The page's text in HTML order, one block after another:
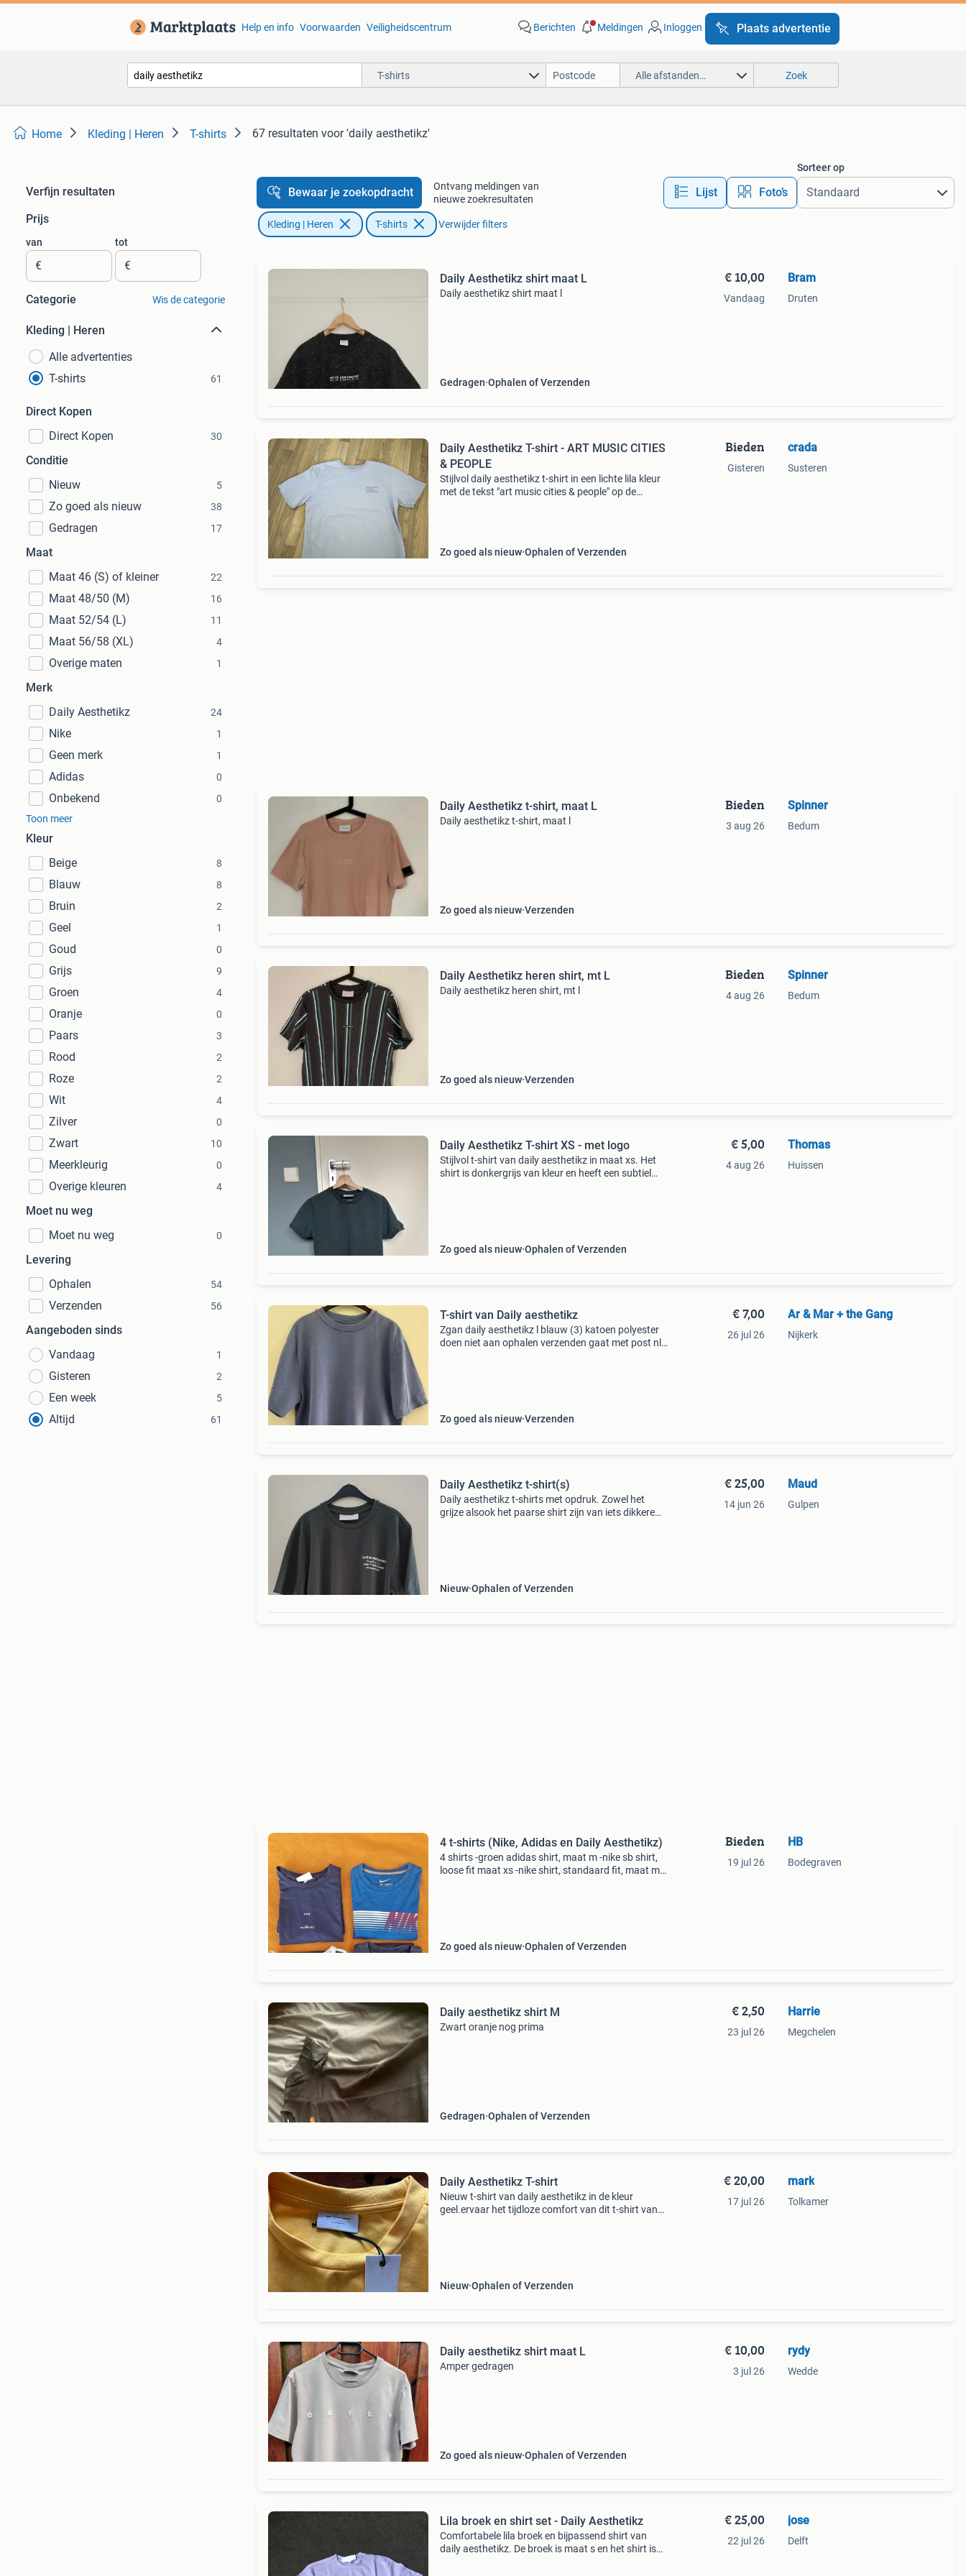
Help en info Voorwaarden Veiligheidscentrum Berichten Meldingen Inloggen Plaats advertentie
T-shirts Alle afstanden… Zoek
Home Kleding | Heren T-shirts 67 resultaten voor 'daily aesthetikz'
Verfijn resultaten
Prijs
van
€
tot
€
Categorie Wis de categorie
Kleding | Heren
Alle advertenties
T-shirts
61
Direct Kopen
Direct Kopen
30
Conditie
Nieuw
5
Zo goed als nieuw 38
Gedragen 17
Maat
Maat 46 (S) of kleiner
22
Maat 48/50 (M) 16
Maat 52/54 (L) 11
Maat 56/58 (XL) 4
Overige maten 1
Merk
Daily Aesthetikz
24
Nike 1
Geen merk 1
Adidas 0
Onbekend
0
Toon meer
Kleur
Beige
8
Blauw 8
Bruin 2
Geel 1
Goud 0
Grijs 9
Groen 4
Oranje 0
Paars 3
Rood 2
Roze 2
Wit 4
Zilver 0
Zwart 10
Meerkleurig 0
Overige kleuren 4
Moet nu weg
Moet nu weg
0
Levering
Ophalen
54
Verzenden 56
Aangeboden sinds
Vandaag
1
Gisteren 2
Een week 5
Altijd 61
Bewaar je zoekopdracht
Ontvang meldingen van
nieuwe zoekresultaten
Lijst Foto’s
Sorteer op
Kleding | Heren T-shirts Verwijder filters
Daily Aesthetikz shirt maat L
Daily aesthetikz shirt maat l
Gedragen Ophalen of Verzenden
€ 10,00
Vandaag
Bram
Druten
Daily Aesthetikz T-shirt - ART MUSIC CITIES
& PEOPLE
Stijlvol daily aesthetikz t-shirt in een lichte lila kleur
met de tekst "art music cities & people" op de
Zo goed als nieuw Ophalen of Verzenden
Bieden
Gisteren
crada
Susteren
Daily Aesthetikz t-shirt, maat L
Daily aesthetikz t-shirt, maat l
Zo goed als nieuw Verzenden
Bieden
3 aug 26
Spinner
Bedum
Daily Aesthetikz heren shirt, mt L
Daily aesthetikz heren shirt, mt l
Zo goed als nieuw Verzenden
Bieden
4 aug 26
Spinner
Bedum
Daily Aesthetikz T-shirt XS - met logo
Stijlvol t-shirt van daily aesthetikz in maat xs. Het
shirt is donkergrijs van kleur en heeft een subtiel
Zo goed als nieuw Ophalen of Verzenden
€ 5,00
4 aug 26
Thomas
Huissen
T-shirt van Daily aesthetikz
Zgan daily aesthetikz l blauw (3) katoen polyester
doen niet aan ophalen verzenden gaat met post nl
Zo goed als nieuw Verzenden
€ 7,00
26 jul 26
Ar & Mar + the Gang
Nijkerk
Daily Aesthetikz t-shirt(s)
Daily aesthetikz t-shirts met opdruk. Zowel het
grijze alsook het paarse shirt zijn van iets dikkere
Nieuw Ophalen of Verzenden
€ 25,00
14 jun 26
Maud
Gulpen
4 t-shirts (Nike, Adidas en Daily Aesthetikz)
4 shirts -groen adidas shirt, maat m -nike sb shirt,
loose fit maat xs -nike shirt, standaard fit, maat m -
Zo goed als nieuw Ophalen of Verzenden
Bieden
19 jul 26
HB
Bodegraven
Daily aesthetikz shirt M
Zwart oranje nog prima
Gedragen Ophalen of Verzenden
€ 2,50
23 jul 26
Harrie
Megchelen
Daily Aesthetikz T-shirt
Nieuw t-shirt van daily aesthetikz in de kleur
geel.ervaar het tijdloze comfort van dit t-shirt van
Nieuw Ophalen of Verzenden
€ 20,00
17 jul 26
mark
Tolkamer
Daily aesthetikz shirt maat L
Amper gedragen
Zo goed als nieuw Ophalen of Verzenden
€ 10,00
3 jul 26
rydy
Wedde
Lila broek en shirt set - Daily Aesthetikz
Comfortabele lila broek en bijpassend shirt van
daily aesthetikz. De broek is maat s en het shirt is
€ 25,00
22 jul 26
jose
Delft